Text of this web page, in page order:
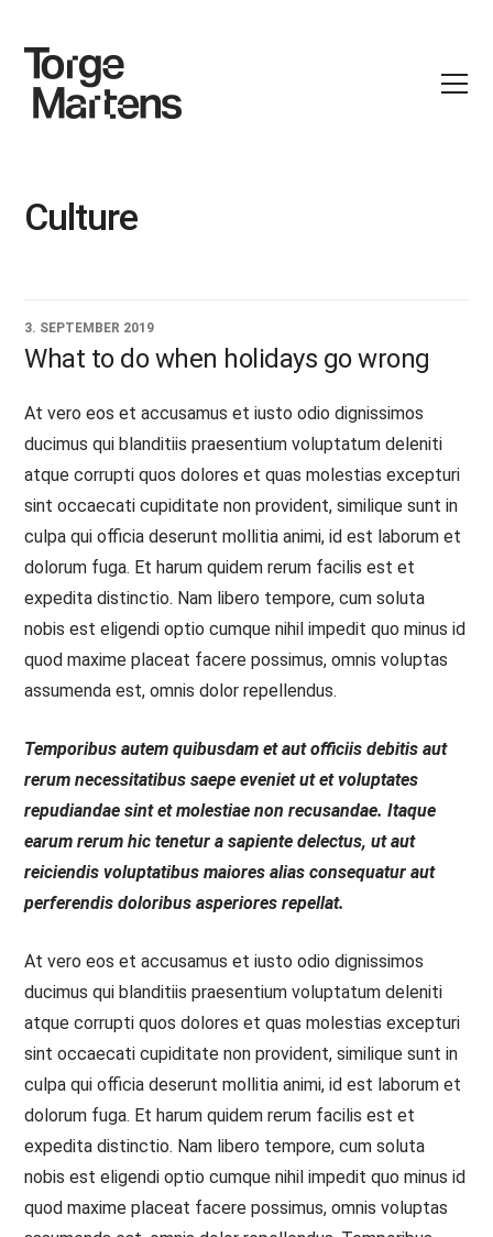
Culture
3. SEPTEMBER 2019
What to do when holidays go wrong
At vero eos et accusamus et iusto odio dignissimos
ducimus qui blanditiis praesentium voluptatum deleniti
atque corrupti quos dolores et quas molestias excepturi
sint occaecati cupiditate non provident, similique sunt in
culpa qui officia deserunt mollitia animi, id est laborum et
dolorum fuga. Et harum quidem rerum facilis est et
expedita distinctio. Nam libero tempore, cum soluta
nobis est eligendi optio cumque nihil impedit quo minus id
quod maxime placeat facere possimus, omnis voluptas
assumenda est, omnis dolor repellendus.
Temporibus autem quibusdam et aut officiis debitis aut
rerum necessitatibus saepe eveniet ut et voluptates
repudiandae sint et molestiae non recusandae. Itaque
earum rerum hic tenetur a sapiente delectus, ut aut
reiciendis voluptatibus maiores alias consequatur aut
perferendis doloribus asperiores repellat.
At vero eos et accusamus et iusto odio dignissimos
ducimus qui blanditiis praesentium voluptatum deleniti
atque corrupti quos dolores et quas molestias excepturi
sint occaecati cupiditate non provident, similique sunt in
culpa qui officia deserunt mollitia animi, id est laborum et
dolorum fuga. Et harum quidem rerum facilis est et
expedita distinctio. Nam libero tempore, cum soluta
nobis est eligendi optio cumque nihil impedit quo minus id
quod maxime placeat facere possimus, omnis voluptas